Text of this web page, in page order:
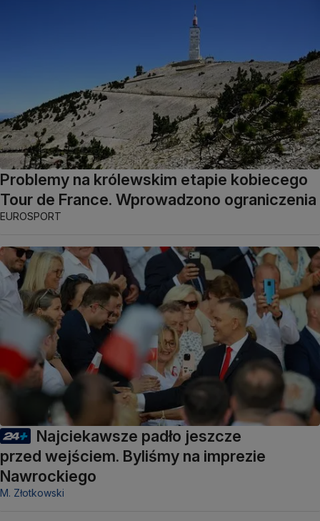
Problemy na królewskim etapie kobiecego
Tour de France. Wprowadzono ograniczenia
EUROSPORT
Najciekawsze padło jeszcze
przed wejściem. Byliśmy na imprezie
Nawrockiego
M. Złotkowski